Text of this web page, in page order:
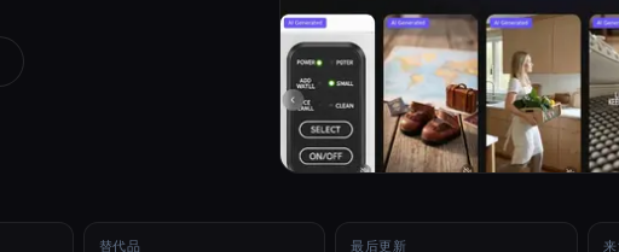
替代品 最后更新